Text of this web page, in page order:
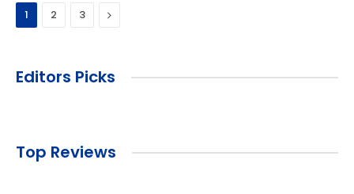
1 2 3 Next
Editors Picks
Top Reviews